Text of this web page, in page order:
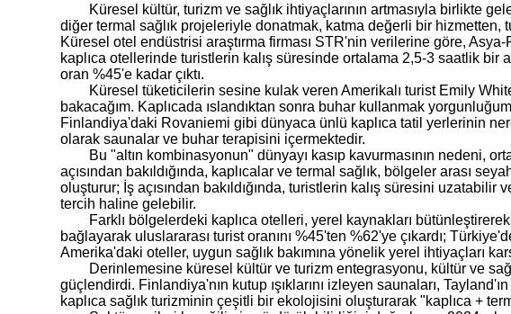
Küresel kültür, turizm ve sağlık ihtiyaçlarının artmasıyla birlikte
diğer termal sağlık projeleriyle donatmak, katma değerli bir
Küresel otel endüstrisi araştırma firması STR'nin verilerine göre,
kaplıca otellerinde turistlerin kalış süresinde ortalama 2,5-3 saatlik bir
oran %45'e kadar çıktı.
Küresel tüketicilerin sesine kulak veren Amerikalı turist Emily
bakacağım. Kaplıcada ıslandıktan sonra buhar kullanmak
Finlandiya'daki Rovaniemi gibi dünyaca ünlü kaplıca tatil yerlerinin
olarak saunalar ve buhar terapisini içermektedir.
Bu "altın kombinasyonun" dünyayı kasıp kavurmasının nedeni,
açısından bakıldığında, kaplıcalar ve termal sağlık, bölgeler arası
oluşturur; İş açısından bakıldığında, turistlerin kalış süresini
tercih haline gelebilir.
Farklı bölgelerdeki kaplıca otelleri, yerel kaynakları
bağlayarak uluslararası turist oranını %45'ten %62'ye çıkardı;
Amerika'daki oteller, uygun sağlık bakımına yönelik yerel ihtiyaçları
Derinlemesine küresel kültür ve turizm entegrasyonu, kültür ve
güçlendirdi. Finlandiya'nın kutup ışıklarını izleyen saunaları,
kaplıca sağlık turizminin çeşitli bir ekolojisini oluşturarak "kaplıca +